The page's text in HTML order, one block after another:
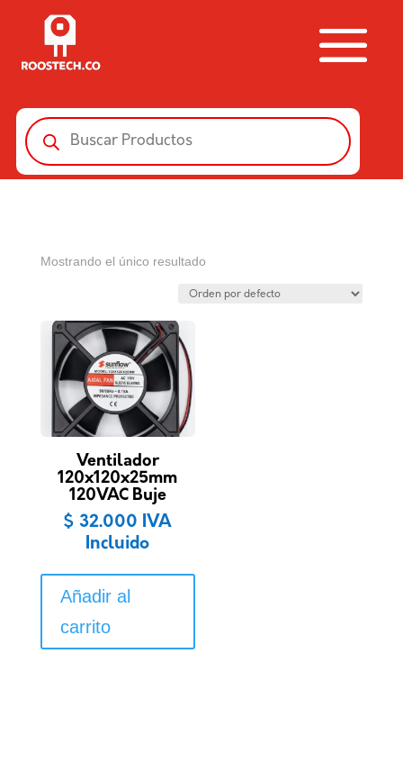
Búsqueda
de
productos
Mostrando el único resultado
Ventilador
120x120x25mm
120VAC Buje
$ 32.000 IVA
Incluido
Añadir al
carrito